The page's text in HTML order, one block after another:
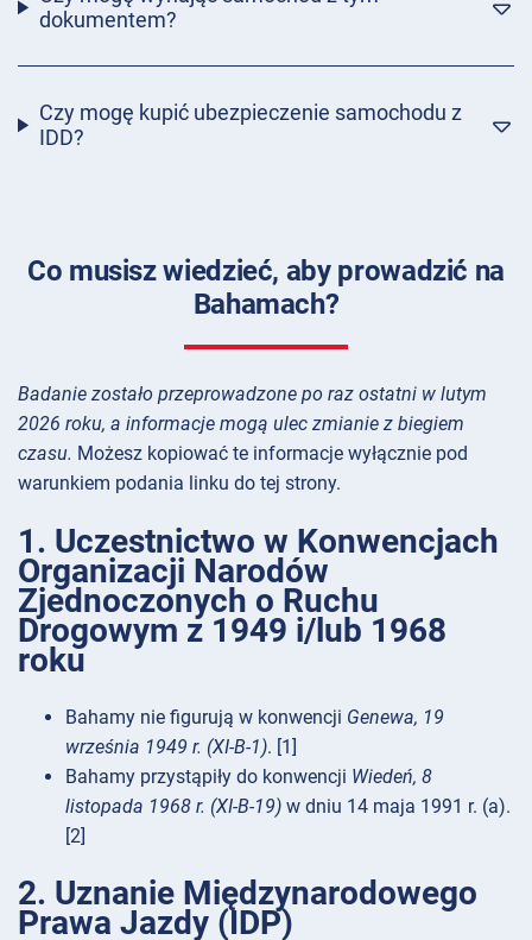
dokumentem?
Czy mogę kupić ubezpieczenie samochodu z
IDD?
Co musisz wiedzieć, aby prowadzić na
Bahamach?
Badanie zostało przeprowadzone po raz ostatni w lutym
2026 roku, a informacje mogą ulec zmianie z biegiem
czasu. Możesz kopiować te informacje wyłącznie pod
warunkiem podania linku do tej strony.
1. Uczestnictwo w Konwencjach
Organizacji Narodów
Zjednoczonych o Ruchu
Drogowym z 1949 i/lub 1968
roku
Bahamy nie figurują w konwencji Genewa, 19
września 1949 r. (XI-B-1). [1]
Bahamy przystąpiły do konwencji Wiedeń, 8
listopada 1968 r. (XI-B-19) w dniu 14 maja 1991 r. (a).
[2]
2. Uznanie Międzynarodowego
Prawa Jazdy (IDP)